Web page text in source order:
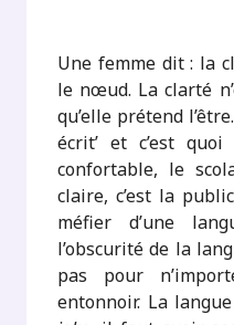
Une femme dit : la
le nœud. La clarté
qu’elle prétend
écrit’ et c’est quoi
confortable, le
claire, c’est la
méfier d’une
l’obscurité de la
pas pour
entonnoir. La